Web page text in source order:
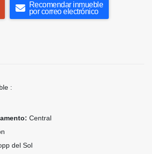
Recomendar inmueble
por correo electrónico
:
Central
del Sol